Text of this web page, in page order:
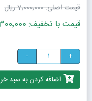
قیمت اصلی:7٬000٬000 ریال
قیمت با تخفیف: 6٬300٬000 ریال
+
-
اضافه کردن به سبد